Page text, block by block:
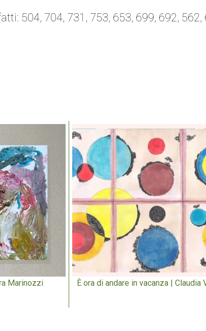
504, 704, 731, 753, 653, 699, 692, 562,
Marinozzi È ora di andare in vacanza | Claudia